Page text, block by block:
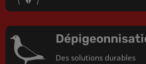
Des solutions durables